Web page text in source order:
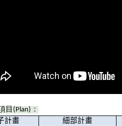
目 (Plan) ：
計畫
細部計畫